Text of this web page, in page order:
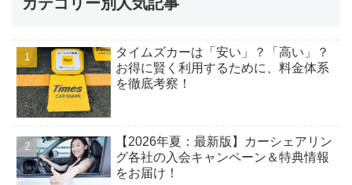
タイムズカーは「安い」？「高い」？
お得に賢く利用するために、料金体系
を徹底考察！
【2026年夏：最新版】カーシェアリン
グ各社の入会キャンペーン＆特典情報
をお届け！